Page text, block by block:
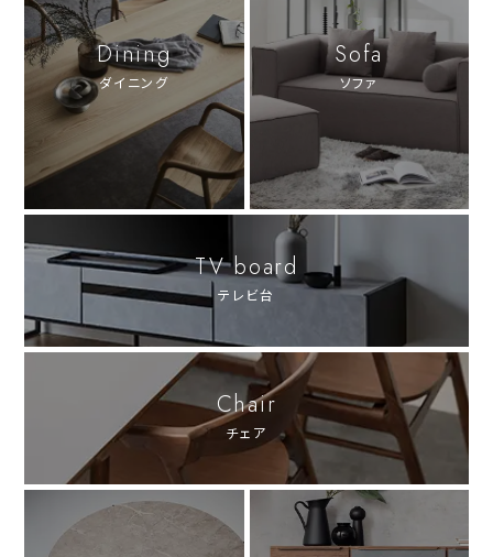
Dining
ダイニング
Sofa
ソファ
TV board
テレビ台
Chair
チェア